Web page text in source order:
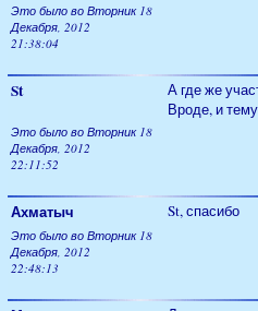
Это было во Вторник 18
Декабря, 2012
21:38:04
St
А где же
Вроде, и
Это было во Вторник 18
Декабря, 2012
22:11:52
Ахматыч St, спасибо
Это было во Вторник 18
Декабря, 2012
22:48:13